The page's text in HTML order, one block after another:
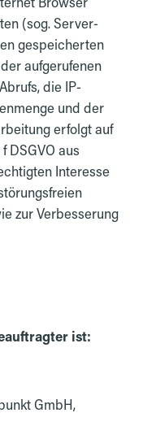
(sog. Server-
gespeicherten
aufgerufenen
die IP-
und der
erfolgt auf
DSGVO aus
Interesse
zur Verbesserung
ist:
GmbH,